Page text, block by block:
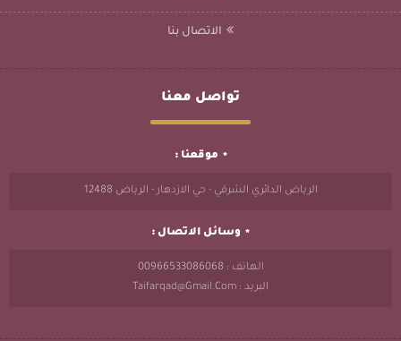
الاتصال بنا
تواصل معنا
موقعنا :
الرياض الدائري الشرقي - حي الازدهار - الرياض 12488
وسائل الاتصال :
الهاتف : 00966533086068
البريد : Taifarqad@gmail.com